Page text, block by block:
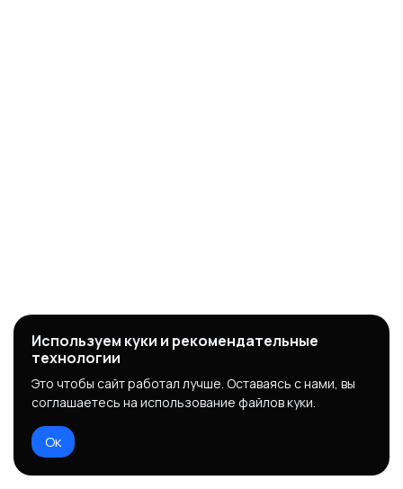
Используем куки и рекомендательные
технологии
Это чтобы сайт работал лучше. Оставаясь с нами, вы
соглашаетесь на использование файлов куки.
Ок